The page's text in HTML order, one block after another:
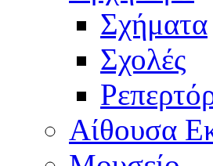
Σχήματα
Σχολές
Aίθουσα